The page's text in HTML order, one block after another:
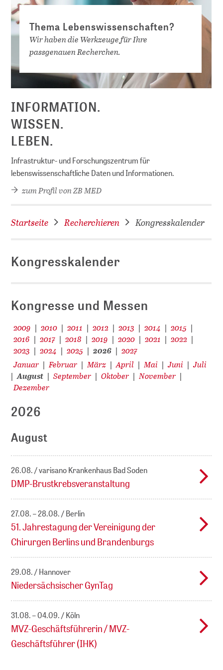
Thema Lebenswissenschaften?
Wir haben die Werkzeuge für Ihre
passgenauen Recherchen.
INFORMATION.
WISSEN.
LEBEN.
Infrastruktur- und Forschungszentrum für
lebenswissenschaftliche Daten und Informationen.
zum Profil von ZB MED
Startseite Recherchieren Kongresskalender
Kongresskalender
Kongresse und Messen
2009 | 2010 | 2011 | 2012 | 2013 | 2014 | 2015 |
2016 | 2017 | 2018 | 2019 | 2020 | 2021 | 2022 |
2023 | 2024 | 2025 | 2026 | 2027
Januar | Februar | März | April | Mai | Juni | Juli
| August | September | Oktober | November |
Dezember
2026
August
26.08. varisano Krankenhaus Bad Soden
DMP-Brustkrebsveranstaltung
27.08. – 28.08. Berlin
51. Jahrestagung der Vereinigung der
Chirurgen Berlins und Brandenburgs
29.08. Hannover
Niedersächsischer GynTag
31.08. – 04.09. Köln
MVZ-Geschäftsführerin / MVZ-
Geschäftsführer (IHK)